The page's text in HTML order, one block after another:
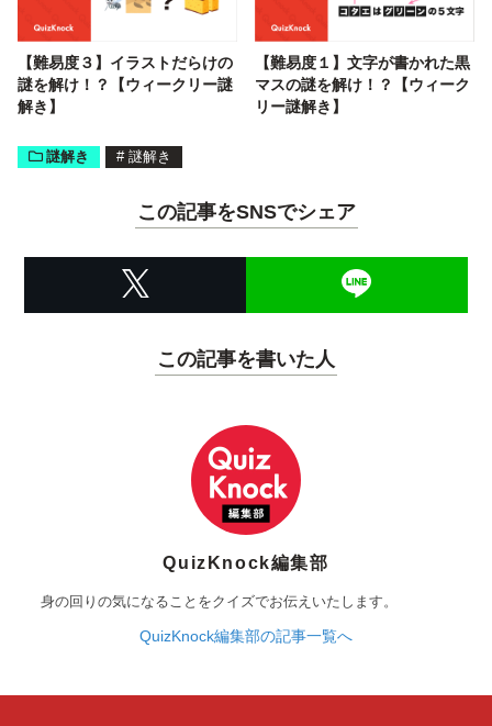
【難易度３】イラストだらけの
謎を解け！？【ウィークリー謎
解き】
【難易度１】文字が書かれた黒
マスの謎を解け！？【ウィーク
リー謎解き】
謎解き # 謎解き
この記事をSNSでシェア
この記事を書いた人
QuizKnock編集部
身の回りの気になることをクイズでお伝えいたします。
QuizKnock編集部の記事一覧へ